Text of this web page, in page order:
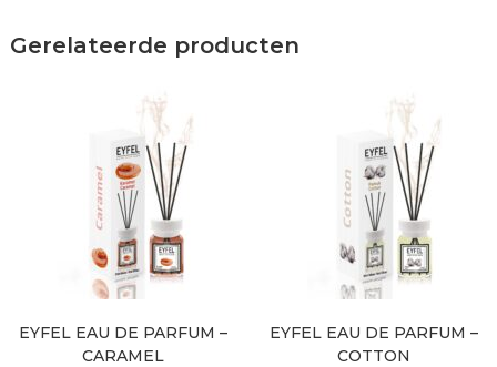
Gerelateerde producten
EYFEL EAU DE PARFUM –
CARAMEL
EYFEL EAU DE PARFUM –
COTTON